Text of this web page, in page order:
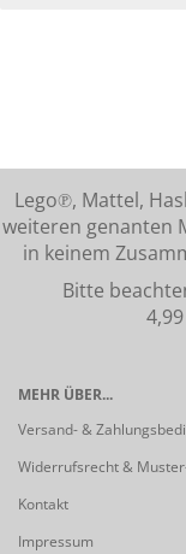
Lego℗, Mattel,
weiteren genanten
in keinem
Bitte beachten
MEHR ÜBER...
Versand- &
Widerrufsrecht &
Kontakt
Impressum